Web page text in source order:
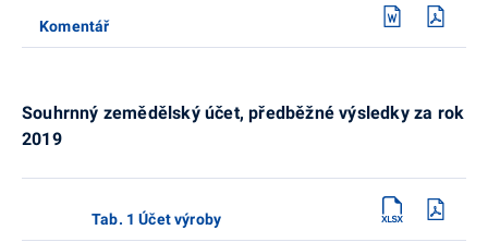
Komentář
Souhrnný zemědělský účet, předběžné výsledky za rok
2019
Tab. 1 Účet výroby